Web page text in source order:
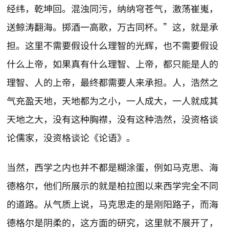
经纬，乾坤回。混浊同污，纳纳穹苍气，激荡崔嵬，
送鲸涛翻海。掷酒一高歌，万古同杯。”这，就是承
担。这里不需要假设什么理智的光辉，也不需要假设
什么上帝，如果真有什么理智、上帝，都只能是人的
理智、人的上帝，最终都需要人来承担。人，浩然之
气充盈天地，天地都为之小，一人成大，一人就成其
天地之大，没有这种胸襟，没有这种浩然，没资格谈
论儒家，没资格谈论《论语》。
当然，西学之内也并不都是糊涂蛋，例如马克思、海
德格尔，他们所展示的就是柏拉图以来西学完全不同
的道路。从气质上说，马克思走的是刚阳路子，而海
德格尔是阴柔的，这方面的研究，这里就不展开了，